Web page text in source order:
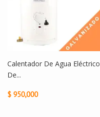
Calentador De Agua Eléctrico
De...
$ 950,000